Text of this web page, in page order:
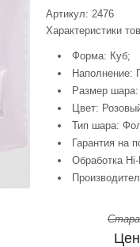
Артикул: 2476
Характеристики
Форма: Куб;
Наполнение:
Размер
Цвет:
Тип шара:
Гарантия на
Обработка